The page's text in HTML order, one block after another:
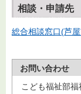
相談・申請先
総合相談窓口(芦
お問い合わせ
こども福祉部